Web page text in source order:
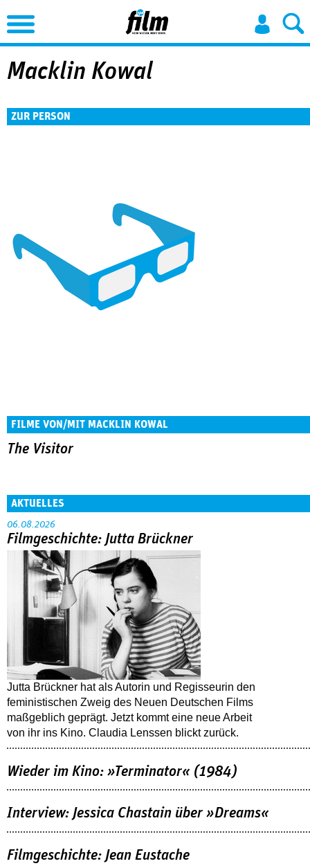
Jump to Navigation
Macklin Kowal
ZUR PERSON
FILME VON/MIT MACKLIN KOWAL
The Visitor
AKTUELLES
06.08.2026
Filmgeschichte: Jutta Brückner
Jutta Brückner hat als Autorin und Regisseurin den
feministischen Zweig des Neuen Deutschen Films
maßgeblich geprägt. Jetzt kommt eine neue Arbeit
von ihr ins Kino. Claudia Lenssen blickt zurück.
Wieder im Kino: »Terminator« (1984)
Interview: Jessica Chastain über »Dreams«
Filmgeschichte: Jean Eustache